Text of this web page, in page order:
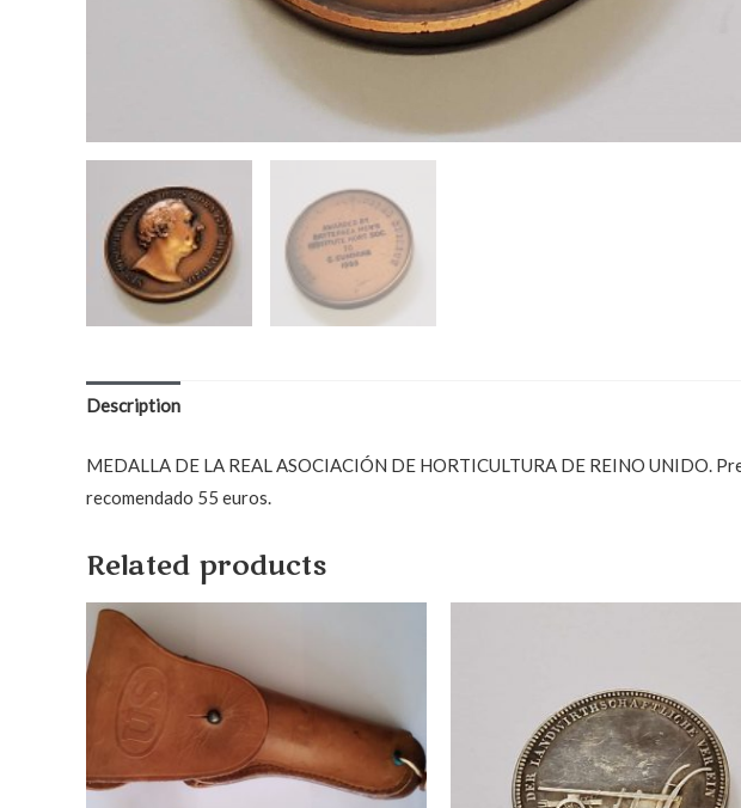
Description
MEDALLA DE LA REAL ASOCIACIÓN DE HORTICULTURA DE REINO
recomendado 55 euros.
Related products